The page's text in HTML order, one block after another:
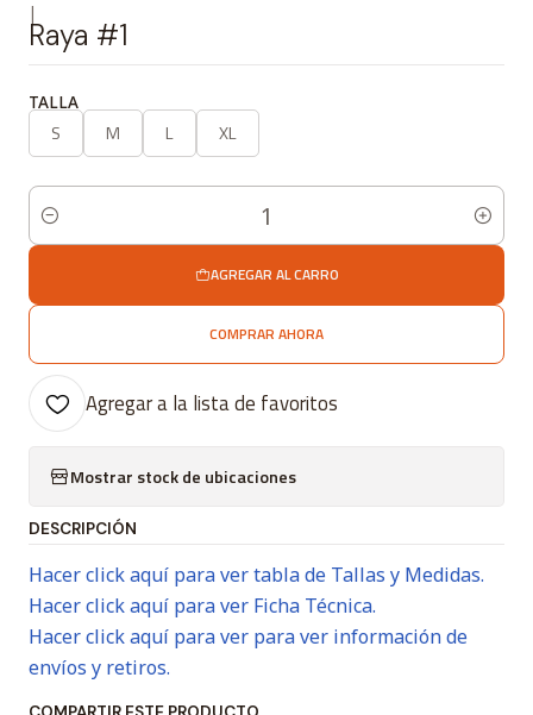
|
Raya #1
TALLA
S M L XL
Cantidad
AGREGAR AL CARRO
COMPRAR AHORA
Agregar a la lista de favoritos
Mostrar stock de ubicaciones
DESCRIPCIÓN
Hacer click aquí para ver tabla de Tallas y Medidas.
Hacer click aquí para ver Ficha Técnica.
Hacer click aquí para ver para ver información de
envíos y retiros.